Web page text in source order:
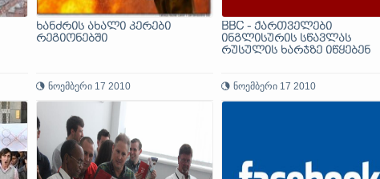
ხანძრის ახალი კერები
რეგიონებში
ნოემბერი 17 2010
BBC - ქართველები
ინგლისურის სწავლას
რუსულის ხარჯზე იწყებენ
ნოემბერი 17 2010